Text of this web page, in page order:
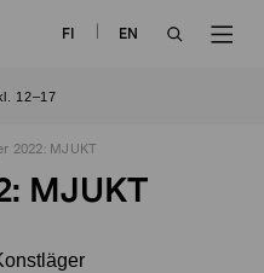
FI
EN
12–17
2022: MJUKT
MJUKT